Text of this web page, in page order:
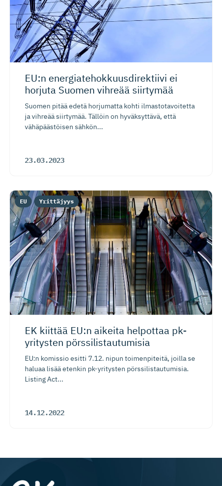
EU:n energiate­hok­kuus­di­rektiivi ei
horjuta Suomen vihreää siirtymää
Suomen pitää edetä horjumatta kohti ilmastotavoitetta
ja vihreää siirtymää. Tällöin on hyväksyttävä, että
vähäpäästöisen sähkön...
23.03.2023
EK kiittää EU:n aikeita helpottaa pk-
yritysten pörssilis­tau­tumisia
EU:n komissio esitti 7.12. nipun toimenpiteitä, joilla se
haluaa lisää etenkin pk-yritysten pörssilistautumisia.
Listing Act...
14.12.2022
EU Yrittäjyys